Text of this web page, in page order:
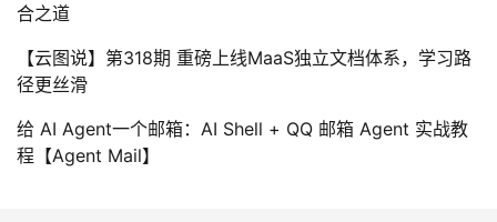
合之道
【云图说】第318期 重磅上线MaaS独立文档体系，学习路
径更丝滑
给 AI Agent一个邮箱：AI Shell + QQ 邮箱 Agent 实战教
程【Agent Mail】